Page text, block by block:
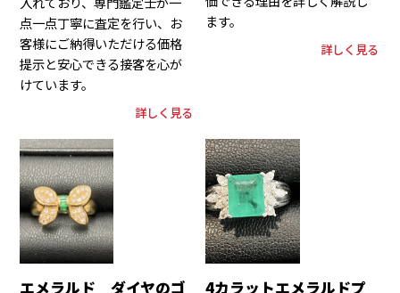
点一点丁寧に査定を行い、お
客様にご納得いただける価格
提示と安心できる接客を心が
けています。
詳しく見る
ます。
詳しく見る
エメラルド ダイヤのゴ
4カラットエメラルドプ